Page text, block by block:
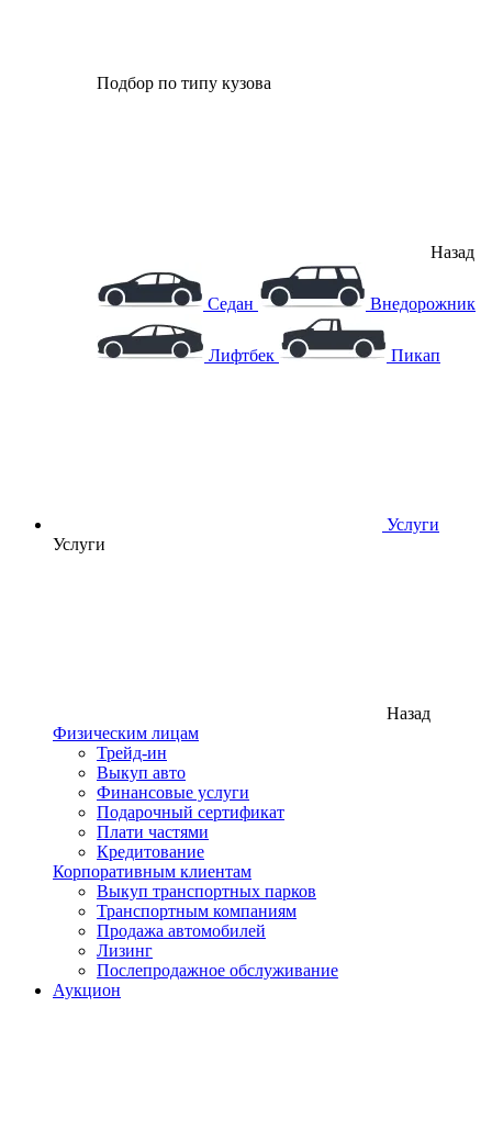
Подбор по типу кузова
Назад
Седан Внедорожник
Лифтбек Пикап
Услуги
Услуги
Назад
Физическим лицам
Трейд-ин
Выкуп авто
Финансовые услуги
Подарочный сертификат
Плати частями
Кредитование
Корпоративным клиентам
Выкуп транспортных парков
Транспортным компаниям
Продажа автомобилей
Лизинг
Послепродажное обслуживание
Аукцион